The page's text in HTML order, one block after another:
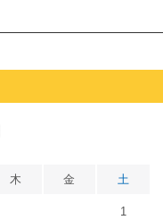
木 金 土
1